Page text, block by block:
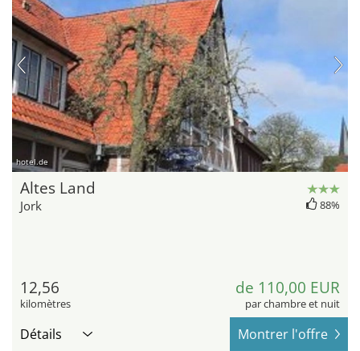
hotel.de
Altes Land
Jork 88%
12,56
kilomètres
de 110,00 EUR
par chambre et nuit
Détails Montrer l'offre